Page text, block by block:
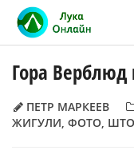
Гора
ПЕТР МАРКЕЕВ
ЖИГУЛИ, ФОТО,